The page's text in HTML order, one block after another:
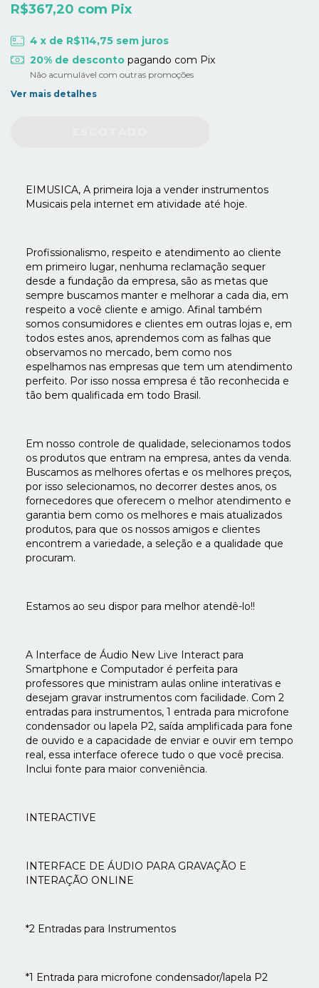
R$367,20 com Pix
4 x de R$114,75 sem juros
20% de descontopagando com Pix
Não acumulável com outras promoções
Ver mais detalhes
EIMUSICA, A primeira loja a vender instrumentos
Musicais pela internet em atividade até hoje.
Profissionalismo, respeito e atendimento ao cliente
em primeiro lugar, nenhuma reclamação sequer
desde a fundação da empresa, são as metas que
sempre buscamos manter e melhorar a cada dia, em
respeito a você cliente e amigo. Afinal também
somos consumidores e clientes em outras lojas e, em
todos estes anos, aprendemos com as falhas que
observamos no mercado, bem como nos
espelhamos nas empresas que tem um atendimento
perfeito. Por isso nossa empresa é tão reconhecida e
tão bem qualificada em todo Brasil.
Em nosso controle de qualidade, selecionamos todos
os produtos que entram na empresa, antes da venda.
Buscamos as melhores ofertas e os melhores preços,
por isso selecionamos, no decorrer destes anos, os
fornecedores que oferecem o melhor atendimento e
garantia bem como os melhores e mais atualizados
produtos, para que os nossos amigos e clientes
encontrem a variedade, a seleção e a qualidade que
procuram.
Estamos ao seu dispor para melhor atendê-lo!!
A Interface de Áudio New Live Interact para
Smartphone e Computador é perfeita para
professores que ministram aulas online interativas e
desejam gravar instrumentos com facilidade. Com 2
entradas para instrumentos, 1 entrada para microfone
condensador ou lapela P2, saída amplificada para fone
de ouvido e a capacidade de enviar e ouvir em tempo
real, essa interface oferece tudo o que você precisa.
Inclui fonte para maior conveniência.
INTERACTIVE
INTERFACE DE ÁUDIO PARA GRAVAÇÃO E
INTERAÇÃO ONLINE
*2 Entradas para Instrumentos
*1 Entrada para microfone condensador/lapela P2